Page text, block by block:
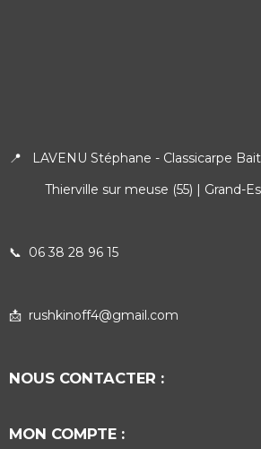
📍 LAVENU Stéphane - Classicarpe
Thierville sur meuse (55) | Grand-
📞 06 38 28 96 15
📩 rushkinoff4@gmail.com
NOUS CONTACTER :
MON COMPTE :